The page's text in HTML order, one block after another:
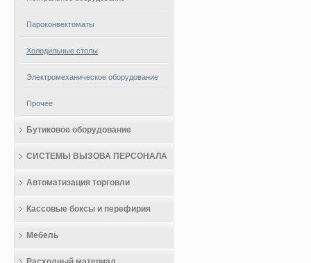
Пароконвектоматы
Холодильные столы
Электромеханическое оборудование
Прочее
Бутиковое оборудование
СИСТЕМЫ ВЫЗОВА ПЕРСОНАЛА
Автоматизация торговли
Кассовые боксы и перефирия
Мебель